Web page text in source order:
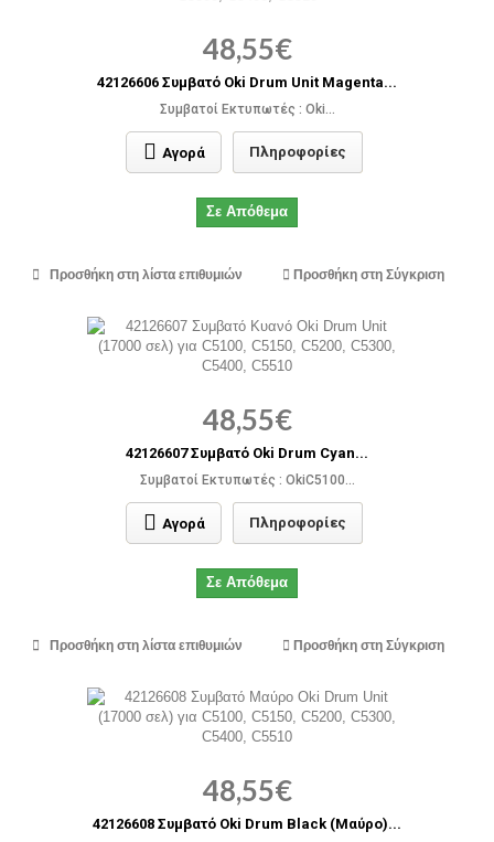
48,55€
42126606 Συμβατό Oki Drum Unit Magenta...
Συμβατοί Εκτυπωτές : Oki...
Αγορά Πληροφορίες
Σε Απόθεμα
Προσθήκη στη λίστα επιθυμιών Προσθήκη στη Σύγκριση
48,55€
42126607 Συμβατό Oki Drum Cyan...
Συμβατοί Εκτυπωτές : OkiC5100...
Αγορά Πληροφορίες
Σε Απόθεμα
Προσθήκη στη λίστα επιθυμιών Προσθήκη στη Σύγκριση
48,55€
42126608 Συμβατό Oki Drum Black (Μαύρο)...